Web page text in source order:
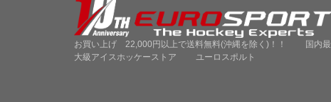
お買い上げ 22,000円以上で送料無料(沖縄を除く)！！ 国内最
大級アイスホッケーストア ユーロスポルト